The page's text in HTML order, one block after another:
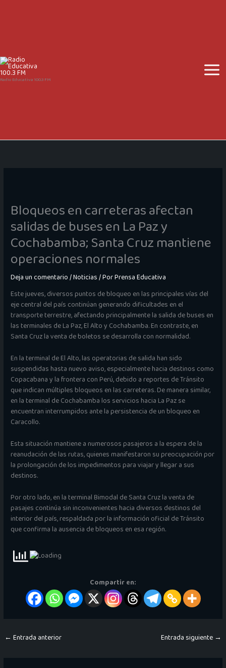
Radio Educativa 100.3 FM
Bloqueos en carreteras afectan
salidas de buses en La Paz y
Cochabamba; Santa Cruz mantiene
operaciones normales
Deja un comentario/Noticias/ PorPrensa Educativa
Este jueves, diversos puntos de bloqueo en las principales vías del
eje central del país continúan generando dificultades en el
transporte terrestre, afectando principalmente la salida de buses en
las terminales de La Paz, El Alto y Cochabamba. En contraste, en
Santa Cruz la venta de boletos se desarrolla con normalidad.
En la terminal de El Alto, las operatorias de salida han sido
suspendidas hasta nuevo aviso, especialmente hacia destinos como
Copacabana y la frontera con Perú, debido a reportes de Tránsito
que indican múltiples bloqueos en las carreteras. De manera similar,
en la terminal de Cochabamba los servicios hacia La Paz se
encuentran interrumpidos ante la persistencia de un bloqueo en
Caracollo.
Esta situación mantiene a numerosos pasajeros a la espera de la
reanudación de las rutas, quienes manifestaron su preocupación por
la prolongación de los impedimentos para viajar y llegar a sus
destinos.
Por otro lado, en la terminal Bimodal de Santa Cruz la venta de
pasajes continúa sin inconvenientes hacia diversos destinos del
interior del país, respaldada por la información oficial de Tránsito
que confirma la ausencia de bloqueos en esa región.
Compartir en:
← Entrada anterior Entrada siguiente →